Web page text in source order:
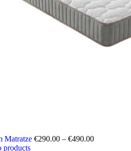
Matratze €290.00 – €490.00
products